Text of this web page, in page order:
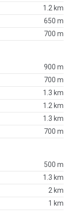
1.2 km
650 m
700 m
900 m
700 m
1.3 km
1.2 km
1.3 km
700 m
500 m
1.3 km
2 km
1 km